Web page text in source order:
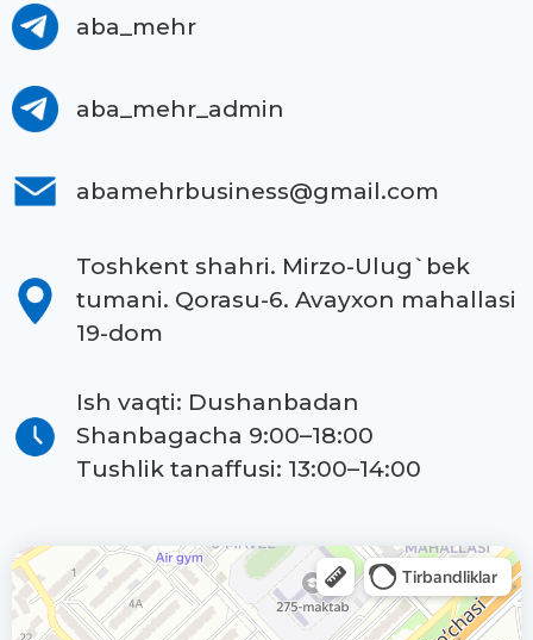
aba_mehr
aba_mehr_admin
abamehrbusiness@gmail.com
Toshkent shahri. Mirzo-Ulug`bek
tumani. Qorasu-6. Avayxon mahallasi
19-dom
Ish vaqti: Dushanbadan
Shanbagacha 9:00–18:00
Tushlik tanaffusi: 13:00–14:00